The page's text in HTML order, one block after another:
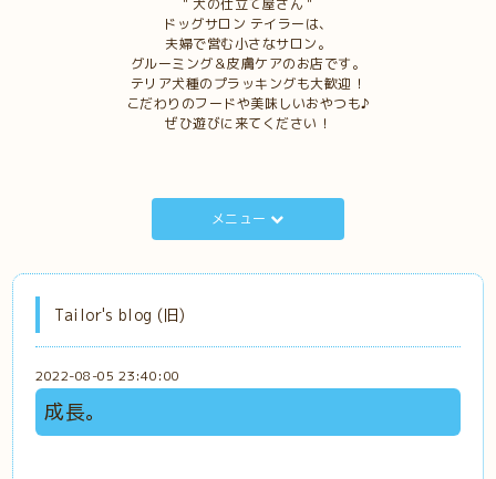
ドッグサロン テイラーは、
夫婦で営む小さなサロン。
グルーミング＆皮膚ケアのお店です。
テリア犬種のプラッキングも大歓迎！
こだわりのフードや美味しいおやつも♪
ぜひ遊びに来てください！
メニュー
Tailor's blog (旧)
2022-08-05 23:40:00
成長。